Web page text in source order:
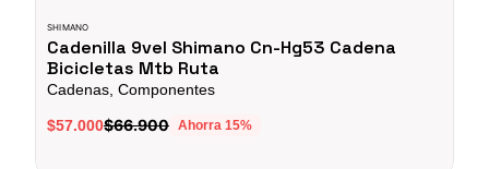
SHIMANO
Cadenilla 9vel Shimano Cn-Hg53 Cadena
Bicicletas Mtb Ruta
Cadenas, Componentes
$57.000$66.900 Ahorra 15%